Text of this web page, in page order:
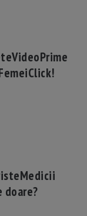
VideoPrime
Click!
Medicii
doare?